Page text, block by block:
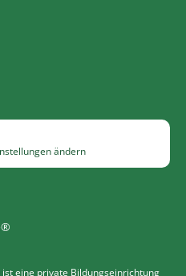
ändern
eine private Bildungseinrichtung